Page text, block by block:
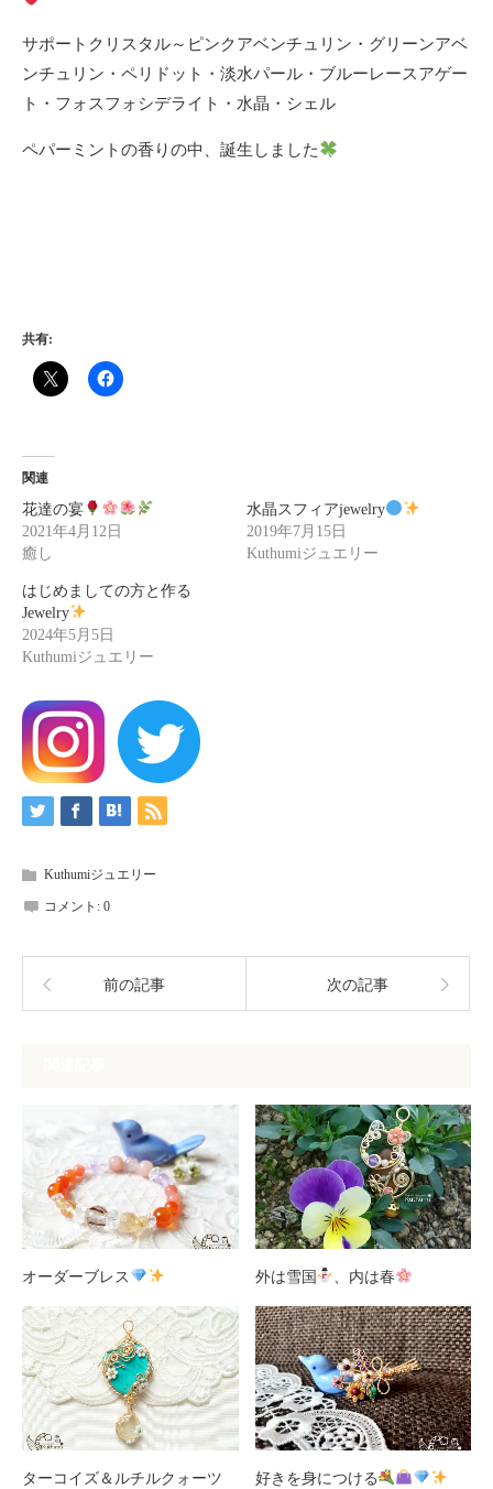
サポートクリスタル～ピンクアベンチュリン・グリーンアベ
ンチュリン・ペリドット・淡水パール・ブルーレースアゲー
ト・フォスフォシデライト・水晶・シェル
ペパーミントの香りの中、誕生しました
共有:
関連
花達の宴
2021年4月12日
癒し
水晶スフィアjewelry
2019年7月15日
Kuthumiジュエリー
はじめましての方と作る
Jewelry
2024年5月5日
Kuthumiジュエリー
Kuthumiジュエリー
コメント: 0
前の記事 次の記事
オーダーブレス 外は雪国 、内は春
ターコイズ＆ルチルクォーツ 好きを身につける